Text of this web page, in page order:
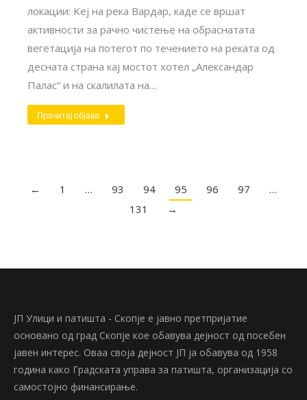
локации: Kеј на река Вардар, каде се вршат
активности за рачно чистење на обраснатата
вегетација на потегот по течението на реката од
десната страна кај мостот хотел „Александар
Палас“ и на скалилата на…
Прочитај објава
← 1 … 93 94 95 96 97
…
131
→
ЈП Улици и патишта - Скопје е јавно претпријатие
основано од град Скопје кое обавува дејност од посебен
јавен интерес. Оваа своја дејност ЈП ја обавува од 1958
година како Градската управа за патишта, организација со
самостојно финансирање.